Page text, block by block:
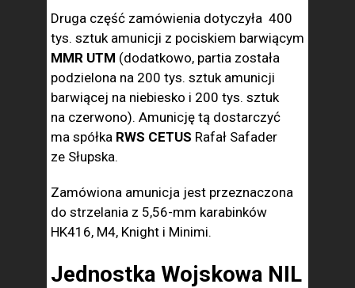
Druga część zamówienia dotyczyła 400
tys. sztuk amunicji z pociskiem barwiącym
MMR UTM (dodatkowo, partia została
podzielona na 200 tys. sztuk amunicji
barwiącej na niebiesko i 200 tys. sztuk
na czerwono). Amunicję tą dostarczyć
ma spółka RWS CETUS Rafał Safader
ze Słupska.
Zamówiona amunicja jest przeznaczona
do strzelania z 5,56-mm karabinków
HK416, M4, Knight i Minimi.
Jednostka Wojskowa NIL